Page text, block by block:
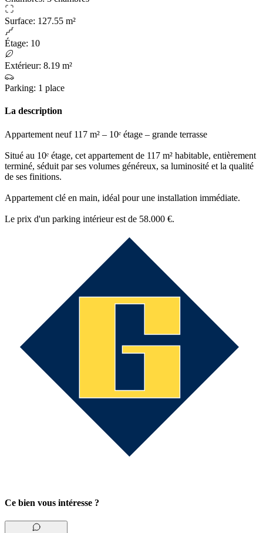
Surface: 127.55 m²
Étage: 10
Extérieur: 8.19 m²
Parking: 1 place
La description
Appartement neuf 117 m² – 10ᵉ étage – grande terrasse
Situé au 10ᵉ étage, cet appartement de 117 m² habitable, entièrement
terminé, séduit par ses volumes généreux, sa luminosité et la qualité
de ses finitions.
Appartement clé en main, idéal pour une installation immédiate.
Le prix d'un parking intérieur est de 58.000 €.
Ce bien vous intéresse ?